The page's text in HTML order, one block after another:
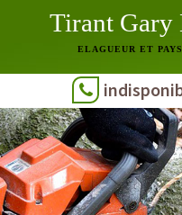
Tirant Gary
ELAGUEUR ET